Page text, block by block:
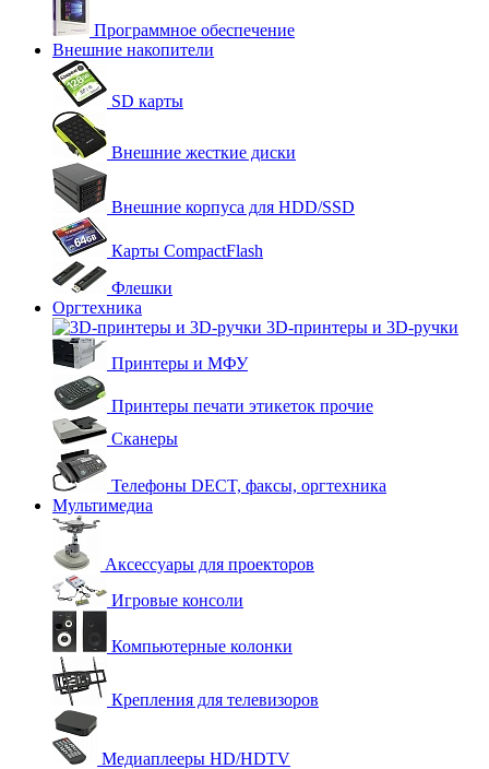
Программное обеспечение
Внешние накопители
SD карты
Внешние жесткие диски
Внешние корпуса для HDD/SSD
Карты CompactFlash
Флешки
Оргтехника
3D-принтеры и 3D-ручки
Принтеры и МФУ
Принтеры печати этикеток прочие
Сканеры
Телефоны DECT, факсы, оргтехника
Мультимедиа
Аксессуары для проекторов
Игровые консоли
Компьютерные колонки
Крепления для телевизоров
Медиаплееры HD/HDTV